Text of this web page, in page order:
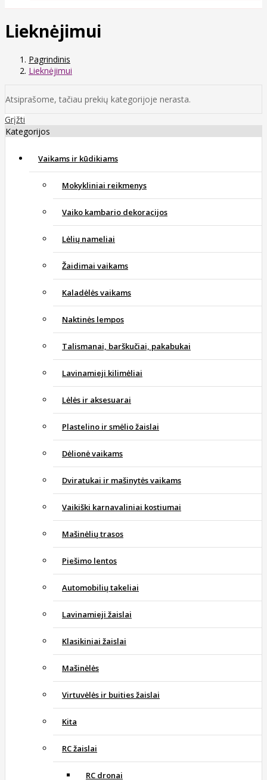
Lieknėjimui
Pagrindinis
Lieknėjimui
Atsiprašome, tačiau prekių kategorijoje nerasta.
Grįžti
Kategorijos
Vaikams ir kūdikiams
Mokykliniai reikmenys
Vaiko kambario dekoracijos
Lėlių nameliai
Žaidimai vaikams
Kaladėlės vaikams
Naktinės lempos
Talismanai, barškučiai, pakabukai
Lavinamieji kilimėliai
Lėlės ir aksesuarai
Plastelino ir smėlio žaislai
Dėlionė vaikams
Dviratukai ir mašinytės vaikams
Vaikiški karnavaliniai kostiumai
Mašinėlių trasos
Piešimo lentos
Automobilių takeliai
Lavinamieji žaislai
Klasikiniai žaislai
Mašinėlės
Virtuvėlės ir buities žaislai
Kita
RC žaislai
RC dronai